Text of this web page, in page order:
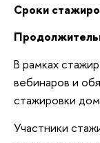
Сроки
В рамках
вебинаров и
стажировки
Участники